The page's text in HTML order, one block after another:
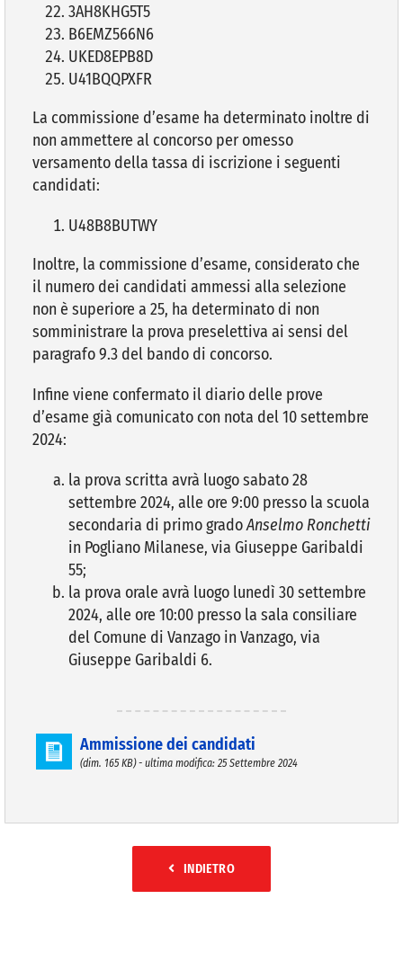
3AH8KHG5T5
B6EMZ566N6
UKED8EPB8D
U41BQQPXFR
La commissione d’esame ha determinato inoltre di
non ammettere al concorso per omesso
versamento della tassa di iscrizione i seguenti
candidati:
U48B8BUTWY
Inoltre, la commissione d’esame, considerato che
il numero dei candidati ammessi alla selezione
non è superiore a 25, ha determinato di non
somministrare la prova preselettiva ai sensi del
paragrafo 9.3 del bando di concorso.
Infine viene confermato il diario delle prove
d’esame già comunicato con nota del 10 settembre
2024:
la prova scritta avrà luogo sabato 28
settembre 2024, alle ore 9:00 presso la scuola
secondaria di primo gradoAnselmo Ronchetti
in Pogliano Milanese, via Giuseppe Garibaldi
55;
la prova orale avrà luogo lunedì 30 settembre
2024, alle ore 10:00 presso la sala consiliare
del Comune di Vanzago in Vanzago, via
Giuseppe Garibaldi 6.
Ammissione dei candidati
(dim. 165 KB) - ultima modifica: 25 Settembre 2024
INDIETRO